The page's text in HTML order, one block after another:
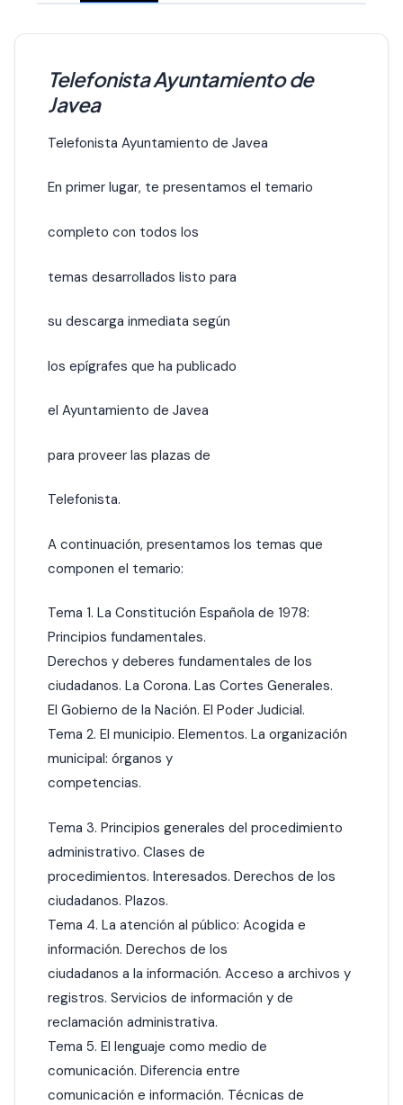
Telefonista Ayuntamiento de
Javea
Telefonista Ayuntamiento de Javea
En primer lugar, te presentamos el temario
completo con todos los
temas desarrollados listo para
su descarga inmediata según
los epígrafes que ha publicado
el Ayuntamiento de Javea
para proveer las plazas de
Telefonista.
A continuación, presentamos los temas que
componen el temario:
Tema 1. La Constitución Española de 1978:
Principios fundamentales.
Derechos y deberes fundamentales de los
ciudadanos. La Corona. Las Cortes Generales.
El Gobierno de la Nación. El Poder Judicial.
Tema 2. El municipio. Elementos. La organización
municipal: órganos y
competencias.
Tema 3. Principios generales del procedimiento
administrativo. Clases de
procedimientos. Interesados. Derechos de los
ciudadanos. Plazos.
Tema 4. La atención al público: Acogida e
información. Derechos de los
ciudadanos a la información. Acceso a archivos y
registros. Servicios de información y de
reclamación administrativa.
Tema 5. El lenguaje como medio de
comunicación. Diferencia entre
comunicación e información. Técnicas de